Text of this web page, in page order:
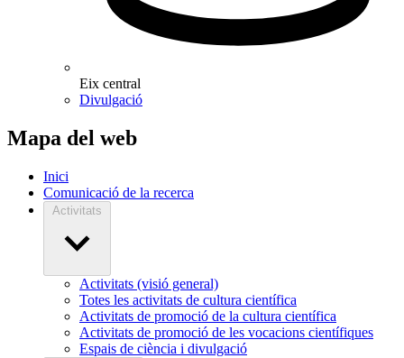
Eix central
Divulgació
Mapa del web
Inici
Comunicació de la recerca
Activitats
Activitats (visió general)
Totes les activitats de cultura científica
Activitats de promoció de la cultura científica
Activitats de promoció de les vocacions científiques
Espais de ciència i divulgació